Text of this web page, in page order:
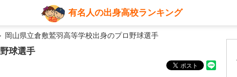
有名人の出身高校ランキング
岡山県立倉敷鷲羽高等学校出身のプロ野球選手
球選手